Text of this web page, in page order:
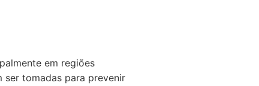
em regiões
ser tomadas para prevenir